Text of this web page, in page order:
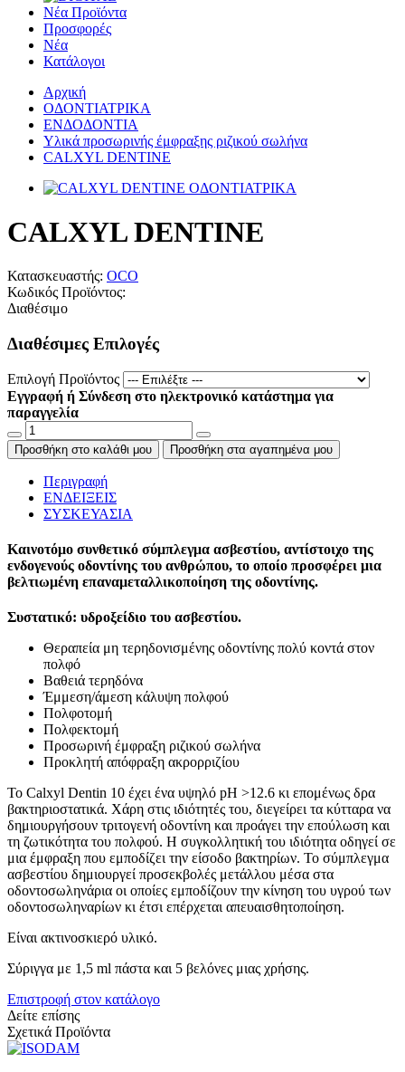
Νέα Προϊόντα
Προσφορές
Νέα
Κατάλογοι
Αρχική
ΟΔΟΝΤΙΑΤΡΙΚΑ
ΕΝΔΟΔΟΝΤΙΑ
Υλικά προσωρινής έμφραξης ριζικού σωλήνα
CALXYL DENTINE
CALXYL DENTINE
Κατασκευαστής: OCO
Κωδικός Προϊόντος:
Διαθέσιμο
Διαθέσιμες Επιλογές
Επιλογή Προϊόντος
Εγγραφή ή Σύνδεση στο ηλεκτρονικό κατάστημα για
παραγγελία
Προσθήκη στο καλάθι μου Προσθήκη στα αγαπημένα μου
Περιγραφή
ΕΝΔΕΙΞΕΙΣ
ΣΥΣΚΕΥΑΣΙΑ
Καινοτόμο συνθετικό σύμπλεγμα ασβεστίου, αντίστοιχο της
ενδογενούς οδοντίνης του ανθρώπου, το οποίο προσφέρει μια
βελτιωμένη επαναμεταλλικοποίηση της οδοντίνης.
Συστατικό: υδροξείδιο του ασβεστίου.
Θεραπεία μη τερηδονισμένης οδοντίνης πολύ κοντά στον
πολφό
Βαθειά τερηδόνα
Έμμεση/άμεση κάλυψη πολφού
Πολφοτομή
Πολφεκτομή
Προσωρινή έμφραξη ριζικού σωλήνα
Προκλητή απόφραξη ακρορριζίου
Το Calxyl Dentin 10 έχει ένα υψηλό pH >12.6 κι επομένως δρα
βακτηριοστατικά. Χάρη στις ιδιότητές του, διεγείρει τα κύτταρα να
δημιουργήσουν τριτογενή οδοντίνη και προάγει την επούλωση και
τη ζωτικότητα του πολφού. Η συγκολλητική του ιδιότητα οδηγεί σε
μια έμφραξη που εμποδίζει την είσοδο βακτηρίων. Το σύμπλεγμα
ασβεστίου δημιουργεί προσεκβολές μετάλλου μέσα στα
οδοντοσωληνάρια οι οποίες εμποδίζουν την κίνηση του υγρού των
οδοντοσωληναρίων κι έτσι επέρχεται απευαισθητοποίηση.
Είναι ακτινοσκιερό υλικό.
Σύριγγα με 1,5 ml πάστα και 5 βελόνες μιας χρήσης.
Επιστροφή στον κατάλογο
Δείτε επίσης
Σχετικά Προϊόντα